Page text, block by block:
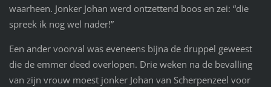
waarheen. Jonker Johan werd ontzettend boos en zei: “die
spreek ik nog wel nader!”
Een ander voorval was eveneens bijna de druppel geweest
die de emmer deed overlopen. Drie weken na de bevalling
van zijn vrouw moest jonker Johan van Scherpenzeel voor